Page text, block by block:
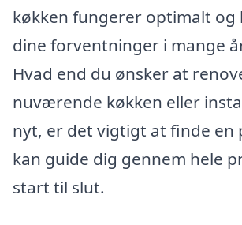
køkken fungerer optimalt og
dine forventninger i mange
Hvad end du ønsker at
nuværende køkken eller
nyt, er det vigtigt at finde en
kan guide dig gennem hele
start til slut.